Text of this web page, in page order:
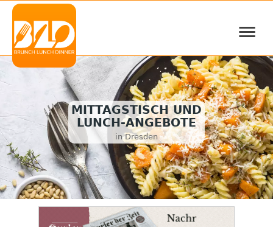
≡
MITTAGSTISCH UND
LUNCH-ANGEBOTE
in Dresden